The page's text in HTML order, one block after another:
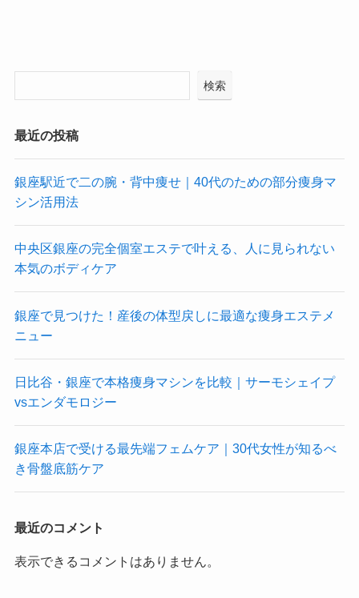
検索
最近の投稿
銀座駅近で二の腕・背中痩せ｜40代のための部分痩身マ
シン活用法
中央区銀座の完全個室エステで叶える、人に見られない
本気のボディケア
銀座で見つけた！産後の体型戻しに最適な痩身エステメ
ニュー
日比谷・銀座で本格痩身マシンを比較｜サーモシェイプ
vsエンダモロジー
銀座本店で受ける最先端フェムケア｜30代女性が知るべ
き骨盤底筋ケア
最近のコメント
表示できるコメントはありません。